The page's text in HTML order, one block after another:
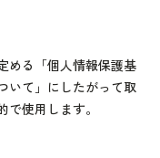
める「個人情報保護基
いて」にしたがって取
使用します。